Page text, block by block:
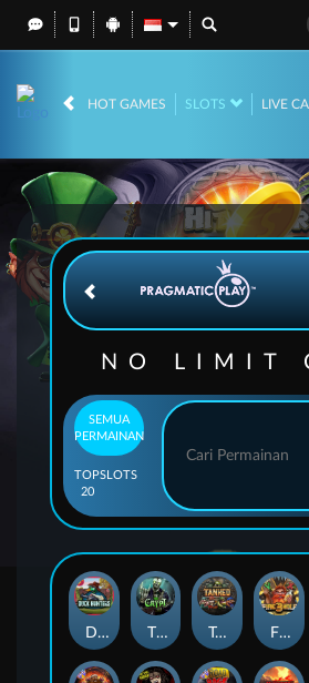
HOT GAMES SLOTS LIVE
IDR
NO LIMIT
SEMUA
PERMAINAN
TOP
20
SLOTS
Duck Hunters Fire in the Hole 3
The Crypt Tanked